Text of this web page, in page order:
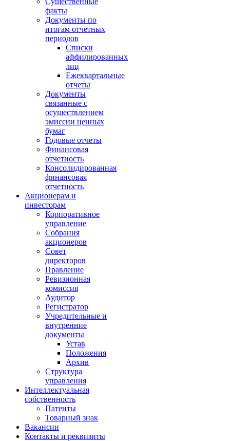
факты
Документы по
итогам отчетных
периодов
Списки
аффилированных
лиц
Ежеквартальные
отчеты
Документы
связанные с
осуществлением
эмиссии ценных
бумаг
Годовые отчеты
Финансовая
отчетность
Консолидированная
финансовая
отчетность
Акционерам и
инвесторам
Корпоративное
управление
Собрания
акционеров
Совет
директоров
Правление
Ревизионная
комиссия
Аудитор
Регистратор
Учредительные и
внутренние
документы
Устав
Положения
Архив
Структура
управления
Интеллектуальная
собственность
Патенты
Товарный знак
Вакансии
Контакты и реквизиты